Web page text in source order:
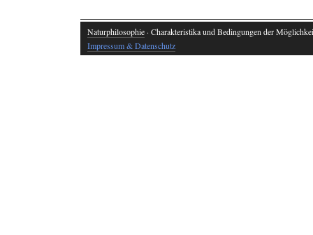
Naturphilosophie · Charakteristika und Bedingungen der
Impressum & Datenschutz